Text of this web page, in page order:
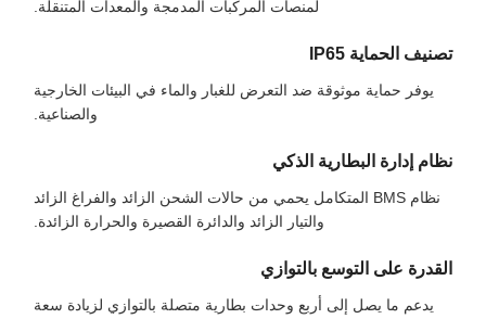
لمنصات المركبات المدمجة والمعدات المتنقلة.
تصنيف الحماية IP65
يوفر حماية موثوقة ضد التعرض للغبار والماء في البيئات الخارجية
والصناعية.
نظام إدارة البطارية الذكي
نظام BMS المتكامل يحمي من حالات الشحن الزائد والفراغ الزائد
والتيار الزائد والدائرة القصيرة والحرارة الزائدة.
القدرة على التوسع بالتوازي
يدعم ما يصل إلى أربع وحدات بطارية متصلة بالتوازي لزيادة سعة